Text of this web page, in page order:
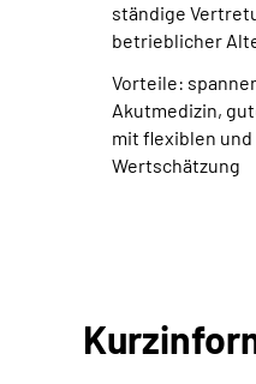
ständige
betrieblicher
Vorteile:
Akutmedizin,
mit flexiblen
Wertschätzung